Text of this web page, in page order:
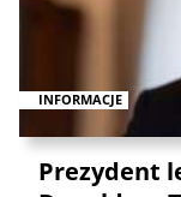
INFORMACJE
Prezydent